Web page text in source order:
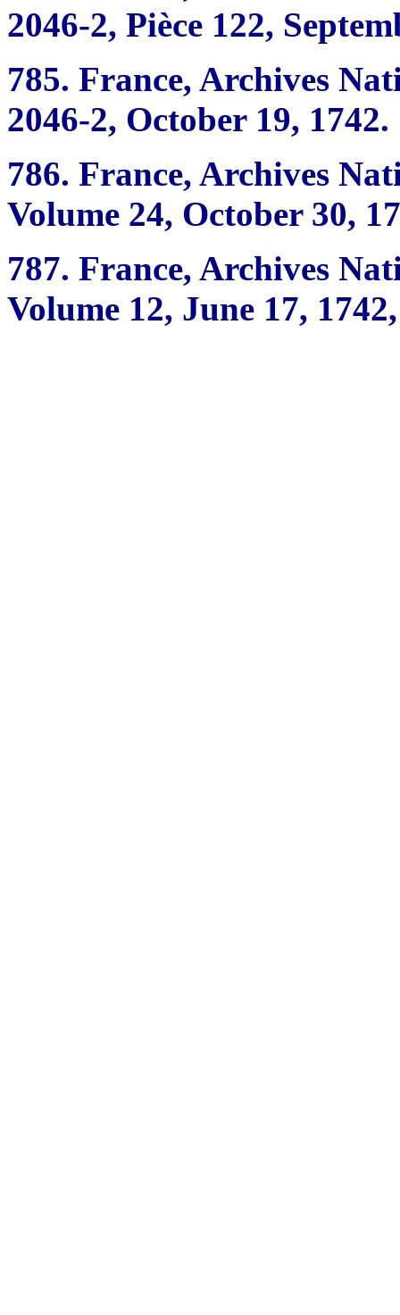
2046-2, Pièce 122,
785. France, Archives
2046-2, October 19, 1742.
786. France, Archives
Volume 24, October 30,
787. France, Archives
Volume 12, June 17,